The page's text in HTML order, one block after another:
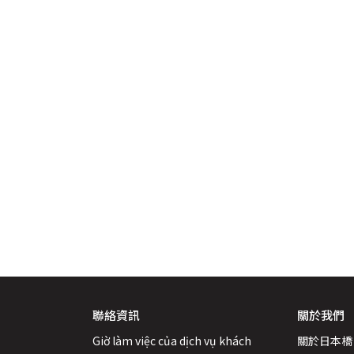
聯絡資訊
Giờ làm việc của dịch vụ khách
關於我們
關於日本橋